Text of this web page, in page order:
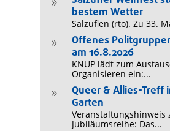
9
bestem Wetter
Salzuflen (rto). Zu 33.
9
Offenes
am 16.8.2026
KNUP lädt zum
Organisieren ein:...
9
Queer & Allies-Treff
Garten
Veranstaltungshinweis
Jubiläumsreihe: Das...